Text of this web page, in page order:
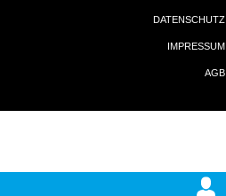
DATENSCHUTZ
IMPRESSUM
AGB